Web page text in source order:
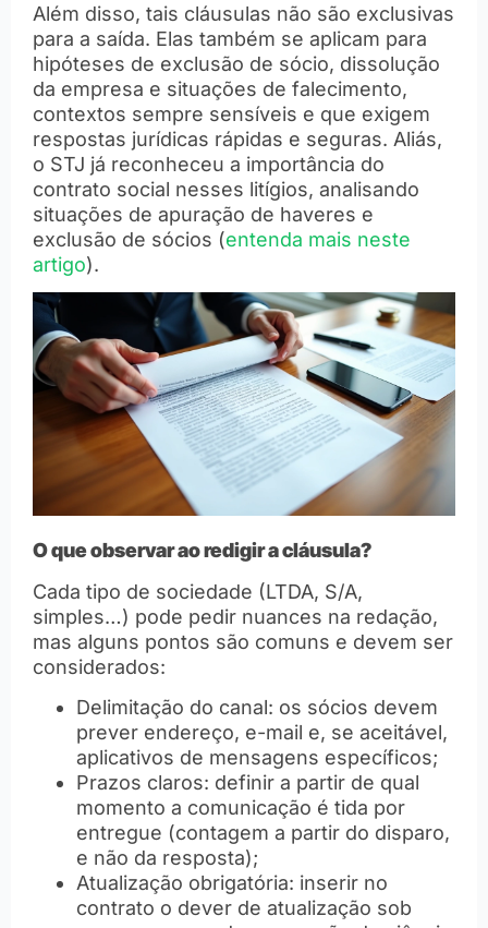
Além disso, tais cláusulas não são exclusivas
para a saída. Elas também se aplicam para
hipóteses de exclusão de sócio, dissolução
da empresa e situações de falecimento,
contextos sempre sensíveis e que exigem
respostas jurídicas rápidas e seguras. Aliás,
o STJ já reconheceu a importância do
contrato social nesses litígios, analisando
situações de apuração de haveres e
exclusão de sócios (entenda mais neste
artigo).
O que observar ao redigir a cláusula?
Cada tipo de sociedade (LTDA, S/A,
simples…) pode pedir nuances na redação,
mas alguns pontos são comuns e devem ser
considerados:
Delimitação do canal: os sócios devem
prever endereço, e-mail e, se aceitável,
aplicativos de mensagens específicos;
Prazos claros: definir a partir de qual
momento a comunicação é tida por
entregue (contagem a partir do disparo,
e não da resposta);
Atualização obrigatória: inserir no
contrato o dever de atualização sob